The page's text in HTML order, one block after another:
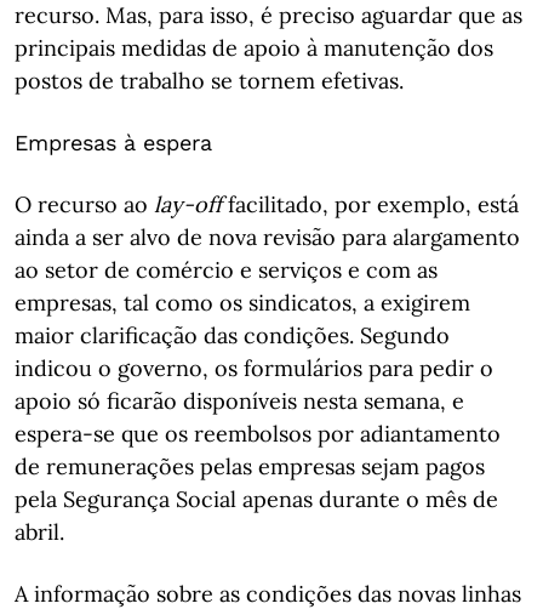
recurso. Mas, para isso, é preciso aguardar que as
principais medidas de apoio à manutenção dos
postos de trabalho se tornem efetivas.
Empresas à espera
O recurso ao lay-offfacilitado, por exemplo, está
ainda a ser alvo de nova revisão para alargamento
ao setor de comércio e serviços e com as
empresas, tal como os sindicatos, a exigirem
maior clarificação das condições. Segundo
indicou o governo, os formulários para pedir o
apoio só ficarão disponíveis nesta semana, e
espera-se que os reembolsos por adiantamento
de remunerações pelas empresas sejam pagos
pela Segurança Social apenas durante o mês de
abril.
A informação sobre as condições das novas linhas